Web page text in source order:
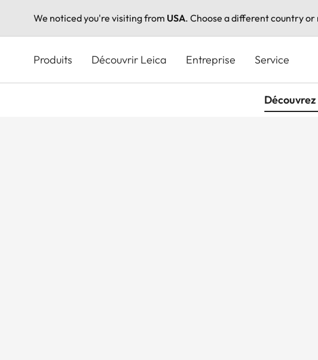
We noticed you're visiting from USA. Choose a different country
principal
Produits Découvrir Leica Entreprise Service
Découvrez